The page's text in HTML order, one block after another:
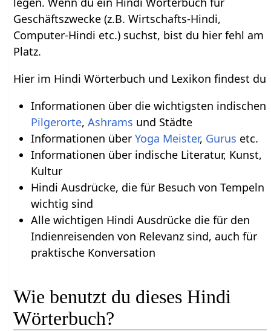
Geschäftszwecke (z.B. Wirtschafts-Hindi,
Computer-Hindi etc.) suchst, bist du hier fehl am
Platz.
Hier im Hindi Wörterbuch und Lexikon findest du
Informationen über die wichtigsten indischen
Pilgerorte, Ashrams und Städte
Informationen über Yoga Meister, Gurus etc.
Informationen über indische Literatur, Kunst,
Kultur
Hindi Ausdrücke, die für Besuch von Tempeln
wichtig sind
Alle wichtigen Hindi Ausdrücke die für den
Indienreisenden von Relevanz sind, auch für
praktische Konversation
Wie benutzt du dieses Hindi
Wörterbuch?